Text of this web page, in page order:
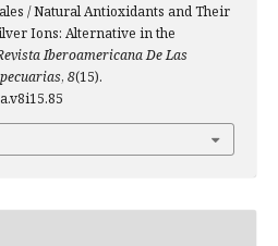
/ Natural Antioxidants and Their
Ions: Alternative in the
Iberoamericana De Las
, 8(15).